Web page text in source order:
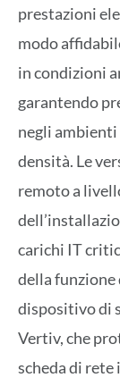
prestazioni
modo
in condizioni
garantendo
negli ambienti
densità. Le
remoto a
carichi IT
della funzione
dispositivo di
Vertiv, che
scheda di